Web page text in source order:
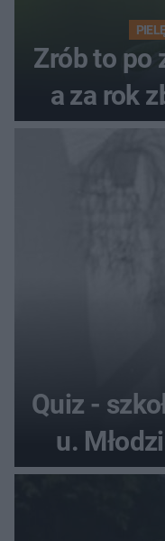
Zrób to po
a za rok
Quiz -
u.